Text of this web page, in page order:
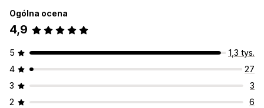
Ogólna ocena
4,9
5
1,3 tys.
4
27
3
3
2
6